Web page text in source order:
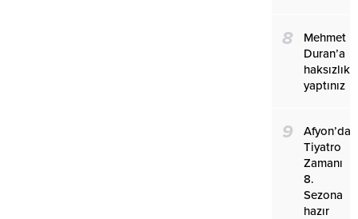
8
Mehmet
Duran’a
haksızlık
yaptınız
9
Afyon’da
Tiyatro
Zamanı
8.
Sezona
hazır